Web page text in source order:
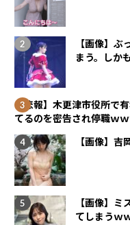
【画像】ぶ
まう。しか
【悲報】木更津市役所で
てるのを密告され停職ｗ
【画像】
【画像】
てしまうｗ